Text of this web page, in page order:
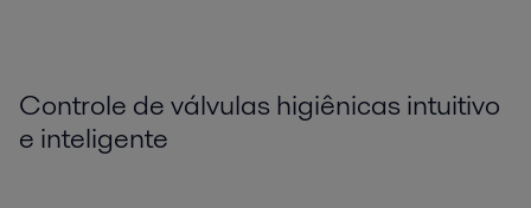
Controle de válvulas higiênicas intuitivo
e inteligente